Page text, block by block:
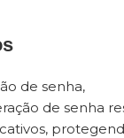
de senha,
de senha